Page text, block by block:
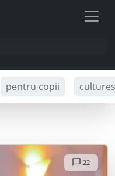
pentru copii
22